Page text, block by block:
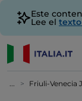
Este
Lee el
... Friuli-Venecia